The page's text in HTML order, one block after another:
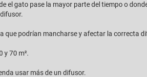
el gato pase la mayor parte del tiempo o
que podrían mancharse y afectar la correcta
y 70 m².
usar más de un difusor.